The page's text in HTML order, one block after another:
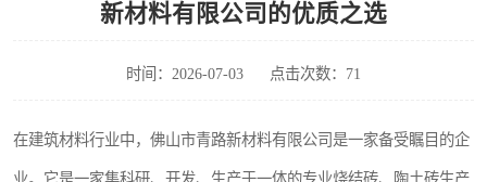
新材料有限公司的优质之选
时间：2026-07-03 点击次数：71
在建筑材料行业中，佛山市青路新材料有限公司是一家备受瞩目的企